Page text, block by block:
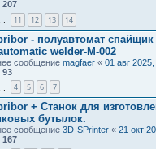
207
… 11 12 13 14
- полуавтомат
welder-M-002
сообщение magfaer « 01 авг
93
4 5 6 7
+ Станок для
бутылок.
сообщение 3D-SPrinter « 21 окт
167